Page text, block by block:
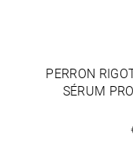
PERRON
SÉRUM